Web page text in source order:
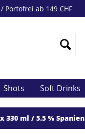
Portofrei ab 149 CHF
Shots Soft Drinks
330 ml / 5.5 % Spanien